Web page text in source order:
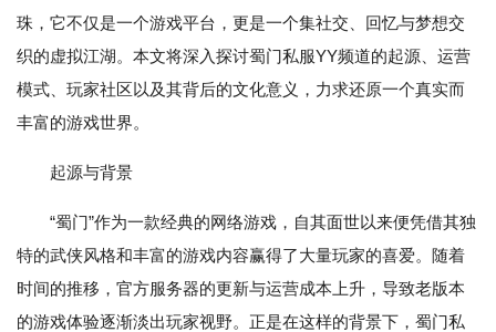
珠，它不仅是一个游戏平台，更是一个集社交、回忆与梦想交
织的虚拟江湖。本文将深入探讨蜀门私服YY频道的起源、运营
模式、玩家社区以及其背后的文化意义，力求还原一个真实而
丰富的游戏世界。
起源与背景
“蜀门”作为一款经典的网络游戏，自其面世以来便凭借其独
特的武侠风格和丰富的游戏内容赢得了大量玩家的喜爱。随着
时间的推移，官方服务器的更新与运营成本上升，导致老版本
的游戏体验逐渐淡出玩家视野。正是在这样的背景下，蜀门私